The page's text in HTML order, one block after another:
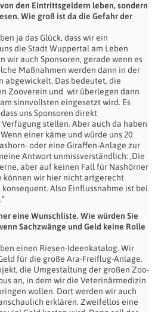
den Eintrittsgeldern leben, sondern
Wie groß ist da die Gefahr der
ja das Glück, dass wir ein
die Stadt Wuppertal am Leben
wir auch Sponsoren, gerade wenn es
Maßnahmen werden dann in der
abgewickelt. Das bedeutet, die
Zooverein und wir überlegen dann
sinnvollsten eingesetzt wird. Es
uns Sponsoren direkt
stellen. Aber auch da haben
einer käme und würde uns 20
oder eine Giraffen-Anlage zur
Antwort unmissverständlich: ‚Die
aber auf keinen Fall für Nashörner
können wir hier nicht artgerecht
Also Einflussnahme ist bei
eine Wunschliste. Wie würden Sie
Sachzwänge und Geld keine Rolle
einen Riesen-Ideenkatalog. Wir
für die große Ara-Freiflug-Anlage.
die Umgestaltung der großen Zoo-
an, in dem wir die Veterinärmedizin
wollen. Dort werden wir auch
erklären. Zweifellos eine